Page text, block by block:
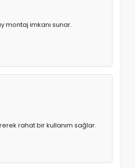
montaj imkanı sunar.
rahat bir kullanım sağlar.